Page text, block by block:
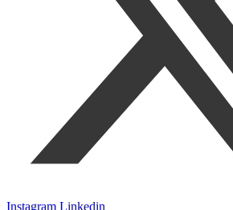
Instagram Linkedin